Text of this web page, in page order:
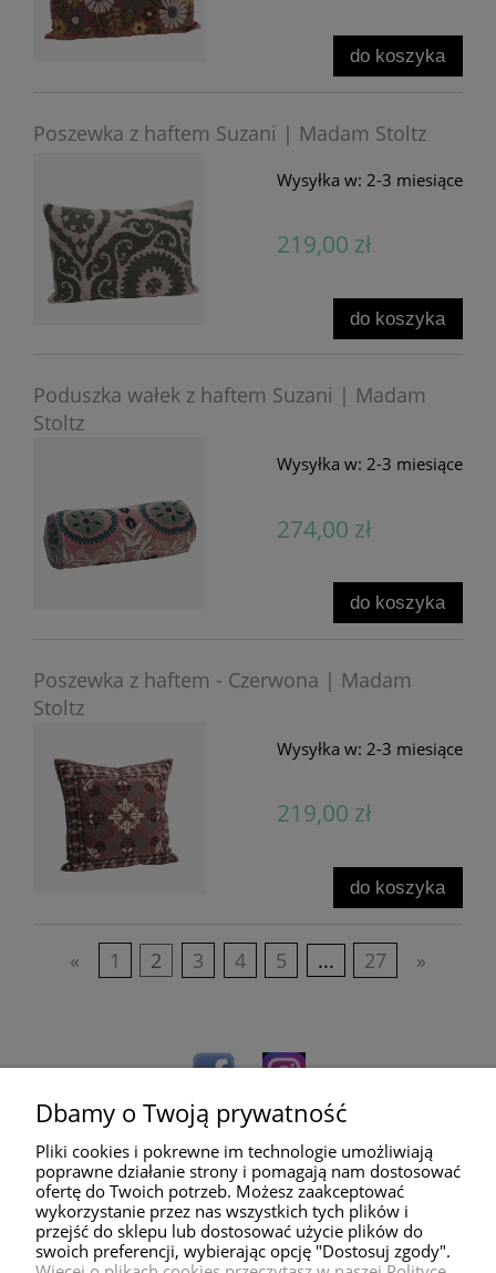
do koszyka
Poszewka z haftem Suzani | Madam Stoltz
Wysyłka w: 2-3 miesiące
219,00 zł
do koszyka
Poduszka wałek z haftem Suzani | Madam
Stoltz
Wysyłka w: 2-3 miesiące
274,00 zł
do koszyka
Poszewka z haftem - Czerwona | Madam
Stoltz
Wysyłka w: 2-3 miesiące
219,00 zł
do koszyka
« 1 2 3 4 5 ... 27 »
Pomoc
Dbamy o Twoją prywatność
Pliki cookies i pokrewne im technologie umożliwiają
poprawne działanie strony i pomagają nam dostosować
ofertę do Twoich potrzeb. Możesz zaakceptować
wykorzystanie przez nas wszystkich tych plików i
przejść do sklepu lub dostosować użycie plików do
swoich preferencji, wybierając opcję "Dostosuj zgody".